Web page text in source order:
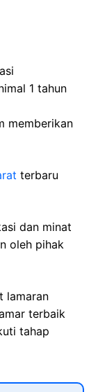
1 tahun
memberikan
terbaru
dan minat
oleh pihak
lamaran
terbaik
tahap